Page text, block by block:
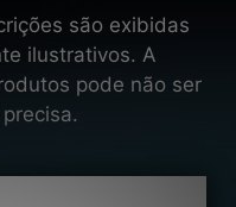
são exibidas
ilustrativos. A
pode não ser